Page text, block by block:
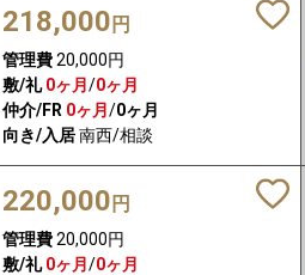
218,000 円
管理費20,000円
敷/礼 0ヶ月 /0ヶ月
仲介/FR 0ヶ月 /0ヶ月
向き/入居南西/相談
220,000 円
管理費20,000円
敷/礼 0ヶ月 /0ヶ月